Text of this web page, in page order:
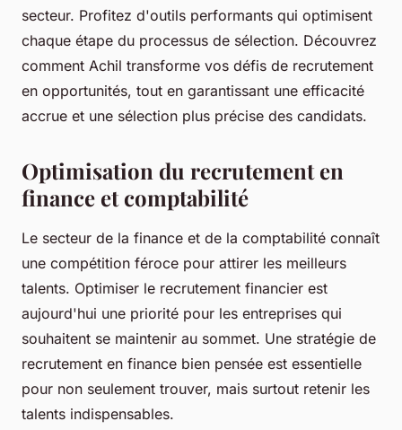
secteur. Profitez d'outils performants qui optimisent
chaque étape du processus de sélection. Découvrez
comment Achil transforme vos défis de recrutement
en opportunités, tout en garantissant une efficacité
accrue et une sélection plus précise des candidats.
Optimisation du recrutement en
finance et comptabilité
Le secteur de la finance et de la comptabilité connaît
une compétition féroce pour attirer les meilleurs
talents. Optimiser le recrutement financier est
aujourd'hui une priorité pour les entreprises qui
souhaitent se maintenir au sommet. Une stratégie de
recrutement en finance bien pensée est essentielle
pour non seulement trouver, mais surtout retenir les
talents indispensables.